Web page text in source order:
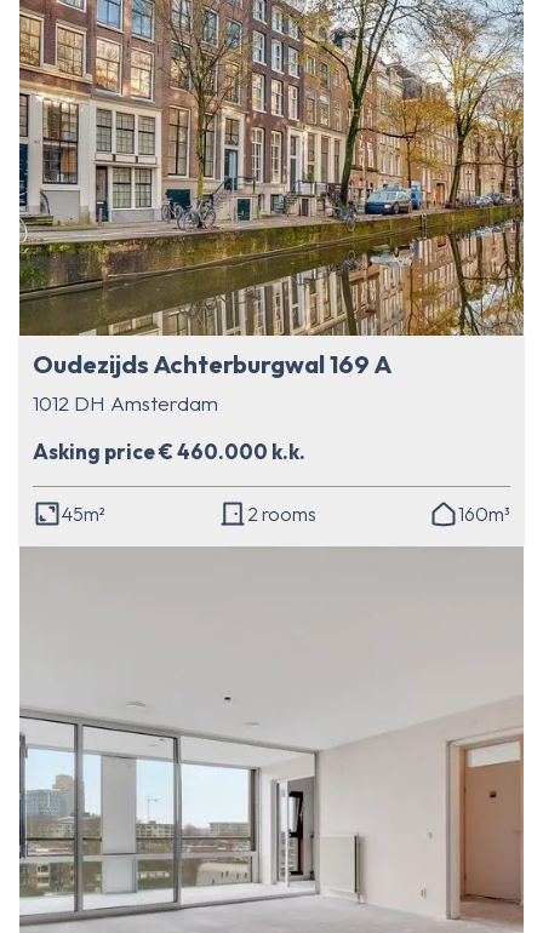
Oudezijds Achterburgwal 169 A
1012 DH Amsterdam
Asking price € 460.000 k.k.
45m² 2 rooms 160m³